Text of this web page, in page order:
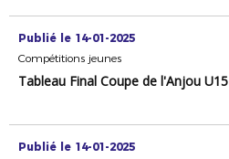
Publié le 14-01-2025
Compétitions jeunes
Tableau Final Coupe de l'Anjou U15
Publié le 14-01-2025